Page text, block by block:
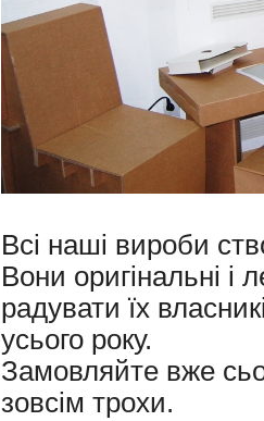
Всі наші вироби
Вони оригінальні і
радувати їх
усього року.
Замовляйте вже
зовсім трохи.